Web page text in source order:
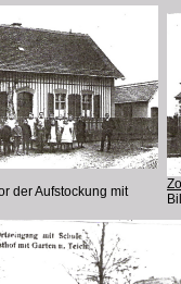
der Aufstockung mit